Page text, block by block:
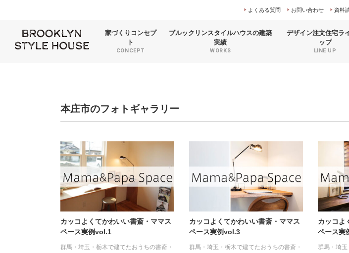
家づくり コンセプ
ト
CONCEPT
ブルックリンスタイルハウスの建築
実績
WORKS
デザイン注文住宅ラ
ップ
LINE UP
よくある質問 お問い合わせ 資料
本庄市のフォトギャラリー
カッコよくてかわいい書斎・ママス
ペース実例vol.1
群馬・埼玉・栃木で建てたおうちの書斎・
カッコよくてかわいい書斎・ママス
ペース実例vol.3
群馬・埼玉・栃木で建てたおうちの書斎・
カッコよ
ペース実
群馬・埼玉